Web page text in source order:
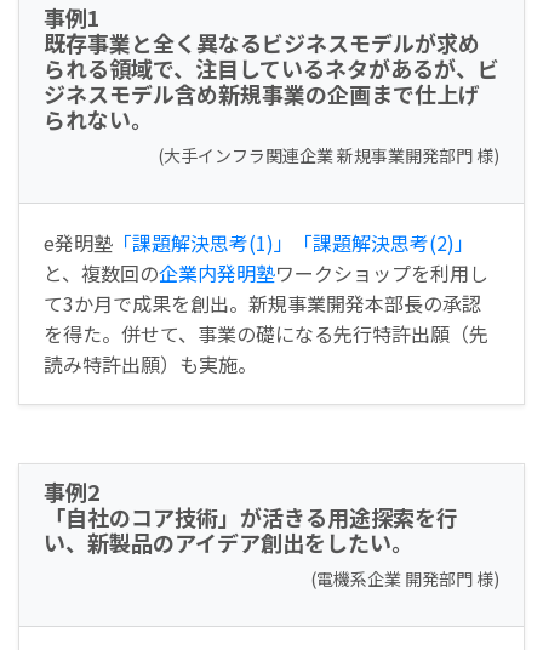
事例1
既存事業と全く異なるビジネスモデルが求め
られる領域で、注目しているネタがあるが、ビ
ジネスモデル含め新規事業の企画まで仕上げ
られない。
(大手インフラ関連企業 新規事業開発部門 様)
e発明塾 「課題解決思考(1)」
「課題解決思考(2)」
と、複数回の企業内発明塾ワークショップを利用し
て3か月で成果を創出。新規事業開発本部長の承認
を得た。併せて、事業の礎になる先行特許出願（先
読み特許出願）も実施。
事例2
「自社のコア技術」が活きる用途探索を行
い、新製品のアイデア創出をしたい。
(電機系企業 開発部門 様)